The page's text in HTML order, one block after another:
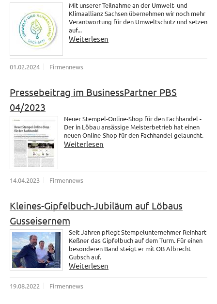
Mit unserer Teilnahme an der Umwelt- und
Klimaallianz Sachsen übernehmen wir noch mehr
Verantwortung für den Umweltschutz und setzen
auf...
Weiterlesen
01.02.2024 Firmennews
Pressebeitrag im BusinessPartner PBS
04/2023
Neuer Stempel-Online-Shop für den Fachhandel -
Der in Löbau ansässige Meisterbetrieb hat einen
neuen Online-Shop für den Fachhandel gelauncht.
Weiterlesen
14.04.2023 Firmennews
Kleines-Gipfelbuch-Jubiläum auf Löbaus
Gusseisernem
Seit Jahren pflegt Stempelunternehmer Reinhart
Keßner das Gipfelbuch auf dem Turm. Für einen
besonderen Band steigt er mit OB Albrecht
Gubsch auf.
Weiterlesen
19.08.2022 Firmennews